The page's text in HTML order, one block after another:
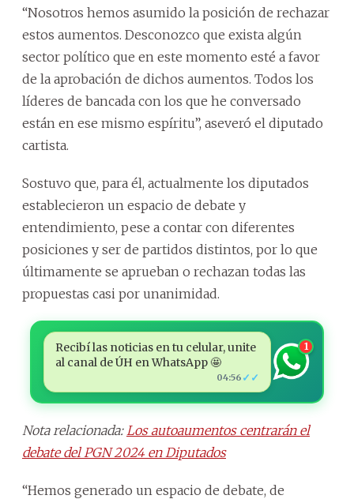
“Nosotros hemos asumido la posición de rechazar
estos aumentos. Desconozco que exista algún
sector político que en este momento esté a favor
de la aprobación de dichos aumentos. Todos los
líderes de bancada con los que he conversado
están en ese mismo espíritu”, aseveró el diputado
cartista.
Sostuvo que, para él, actualmente los diputados
establecieron un espacio de debate y
entendimiento, pese a contar con diferentes
posiciones y ser de partidos distintos, por lo que
últimamente se aprueban o rechazan todas las
propuestas casi por unanimidad.
Recibí las noticias en tu celular, unite
al canal de ÚH en WhatsApp 🤩
04:56 ✓✓
1
Nota relacionada: Los autoaumentos centrarán el
debate del PGN 2024 en Diputados
“Hemos generado un espacio de debate, de